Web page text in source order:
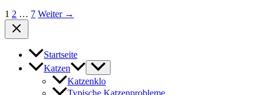
1 2 … 7 Weiter →
Startseite
Katzen
Katzenklo